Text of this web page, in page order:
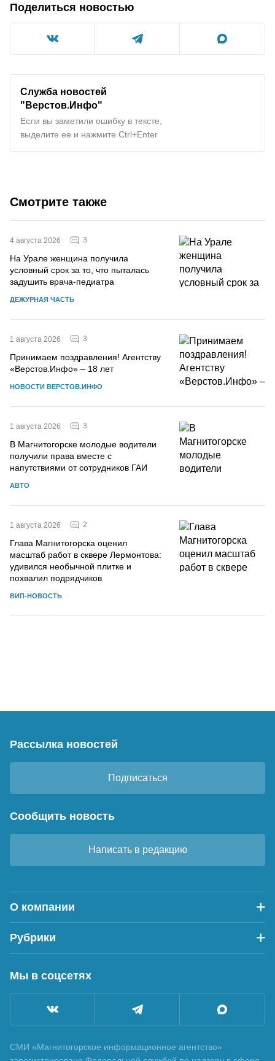
Поделиться новостью
Служба новостей
"Верстов.Инфо"
Если вы заметили ошибку в тексте,
выделите ее и нажмите Ctrl+Enter
Смотрите также
4 августа 2026 3
На Урале женщина получила
условный срок за то, что пыталась
задушить врача-педиатра
ДЕЖУРНАЯ ЧАСТЬ
1 августа 2026 3
Принимаем поздравления! Агентству
«Верстов.Инфо» – 18 лет
НОВОСТИ ВЕРСТОВ.ИНФО
1 августа 2026 3
В Магнитогорске молодые водители
получили права вместе с
напутствиями от сотрудников ГАИ
АВТО
1 августа 2026 2
Глава Магнитогорска оценил
масштаб работ в сквере Лермонтова:
удивился необычной плитке и
похвалил подрядчиков
ВИП-НОВОСТЬ
Рассылка новостей
Подписаться
Сообщить новость
Написать в редакцию
О компании
Рубрики
Мы в соцсетях
СМИ «Магнитогорское информационное агентство»